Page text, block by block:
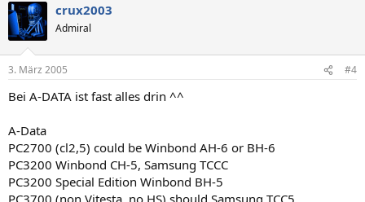
crux2003
Admiral
3. März 2005 #4
Bei A-DATA ist fast alles drin ^^
A-Data
PC2700 (cl2,5) could be Winbond AH-6 or BH-6
PC3200 Winbond CH-5, Samsung TCCC
PC3200 Special Edition Winbond BH-5
PC3700 (non Vitesta, no HS) should Samsung TCC5